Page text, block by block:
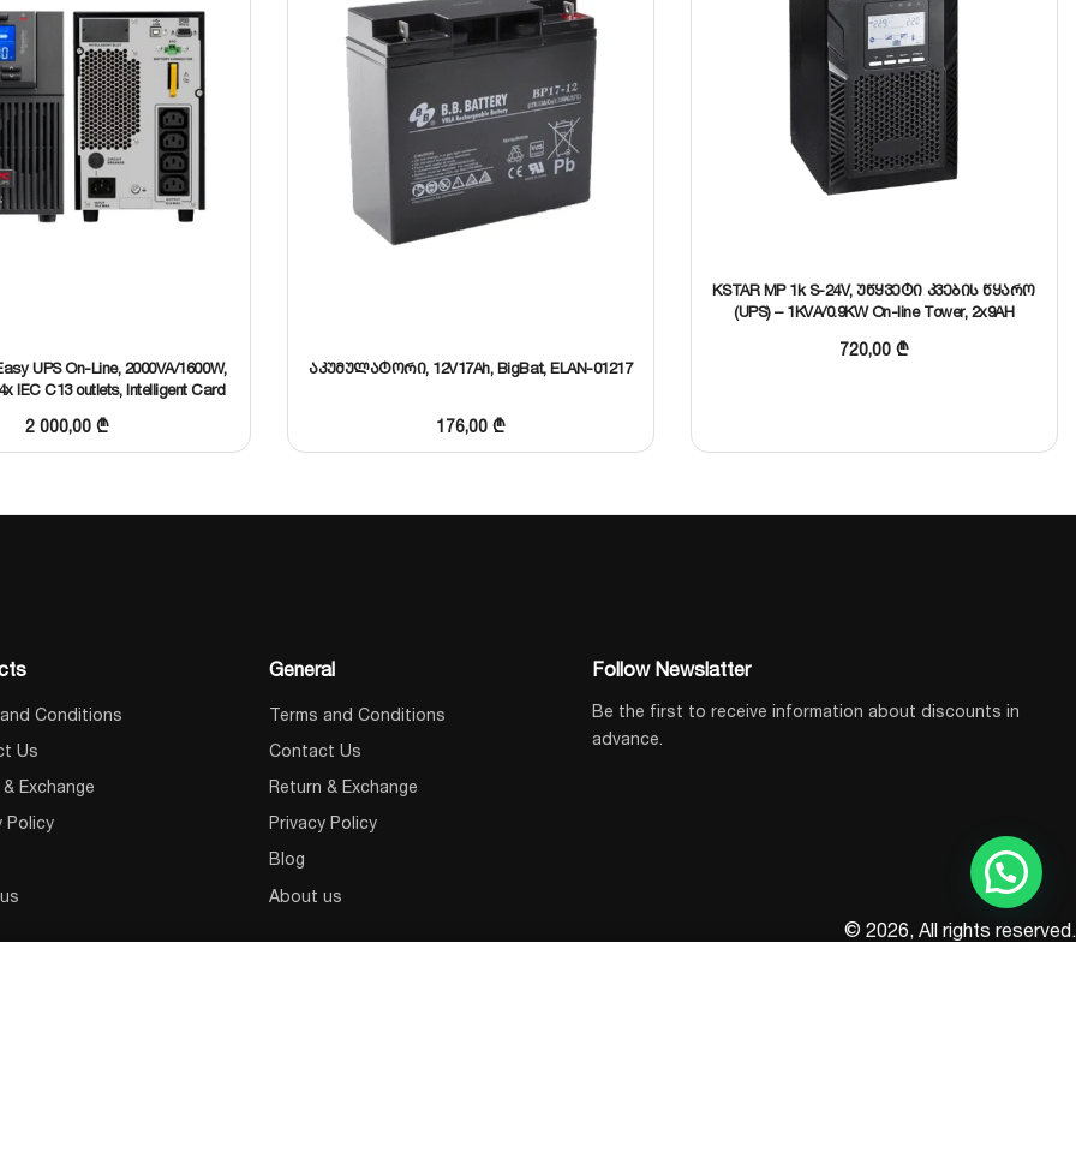
მნიშვნელობა
10 kVA / 8000 W
110-300 VAC (დატვირთვის მიხედვით)
220V/230V/240V ±1%
16-20 ცალი 12V 7Ah/9Ah (შიდა ან გარე)
UPS On-Line, 2000VA/1600W,
IEC C13 outlets, Intelligent Card
2 000,00₾
აკუმულატორი, 12V17Ah, BigBat, ELAN-01217
176,00 ₾
KSTAR MP 1k S-24V, უწყვეტი კვების წყარო
(UPS) – 1KVA/0.9KW On-line Tower, 2x9AH
720,00 ₾
Conditions
Us
Exchange
Policy
General
Terms and Conditions
Contact Us
Return & Exchange
Privacy Policy
Blog
About us
Follow Newslatter
Be the first to receive information about discounts in
advance.
© 2026, All rights reserved.